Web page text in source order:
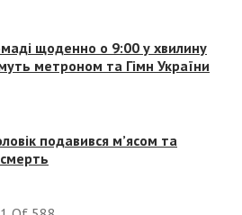
щоденно о 9:00 у хвилину
метроном та Гімн України
подавився м’ясом та